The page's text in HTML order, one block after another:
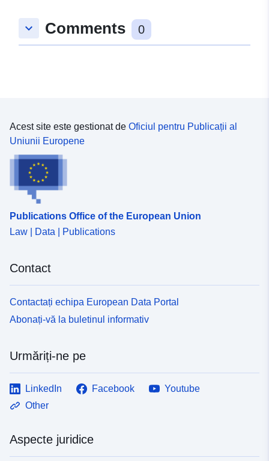
keyboard_arrow_down Comments 0
Acest site este gestionat de Oficiul pentru Publicații al
Uniunii Europene
Publications Office of the European Union
Law | Data | Publications
Contact
Contactați echipa European Data Portal
Abonați-vă la buletinul informativ
Urmăriți-ne pe
LinkedIn Facebook
Youtube
Other
Aspecte juridice